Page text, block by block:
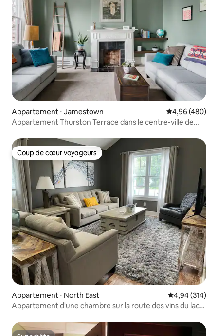
Appartement ⋅ Jamestown Évaluation
4,96 (480)
Appartement Thurston Terrace dans le centre-ville de
Coup de cœur voyageurs
Coup de cœur voyageurs
Appartement ⋅ North East Évaluation
4,94 (314)
Appartement d'une chambre sur la route des vins du lac